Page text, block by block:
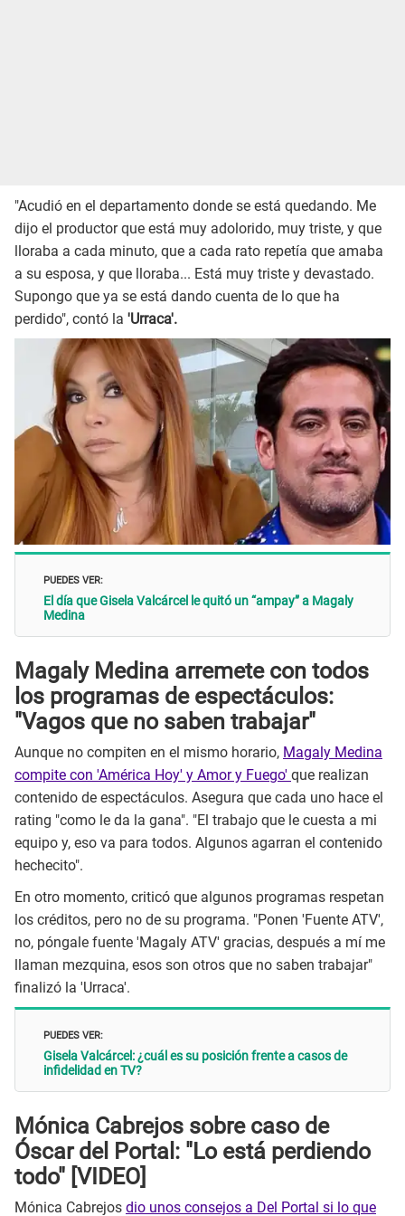
"Acudió en el departamento donde se está quedando. Me
dijo el productor que está muy adolorido, muy triste, y que
lloraba a cada minuto, que a cada rato repetía que amaba
a su esposa, y que lloraba... Está muy triste y devastado.
Supongo que ya se está dando cuenta de lo que ha
perdido", contó la 'Urraca'.
PUEDES VER:
El día que Gisela Valcárcel le quitó un “ampay” a Magaly
Medina
Magaly Medina arremete con todos
los programas de espectáculos:
"Vagos que no saben trabajar"
Aunque no compiten en el mismo horario, Magaly Medina
compite con 'América Hoy' y Amor y Fuego' que realizan
contenido de espectáculos. Asegura que cada uno hace el
rating "como le da la gana". "El trabajo que le cuesta a mi
equipo y, eso va para todos. Algunos agarran el contenido
hechecito".
En otro momento, criticó que algunos programas respetan
los créditos, pero no de su programa. "Ponen 'Fuente ATV',
no, póngale fuente 'Magaly ATV' gracias, después a mí me
llaman mezquina, esos son otros que no saben trabajar"
finalizó la 'Urraca'.
PUEDES VER:
Gisela Valcárcel: ¿cuál es su posición frente a casos de
infidelidad en TV?
Mónica Cabrejos sobre caso de
Óscar del Portal: "Lo está perdiendo
todo" [VIDEO]
Mónica Cabrejos dio unos consejos a Del Portal si lo que